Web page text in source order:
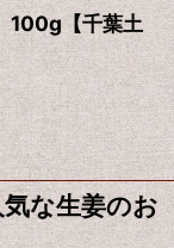
100g【千葉土
な生姜のお